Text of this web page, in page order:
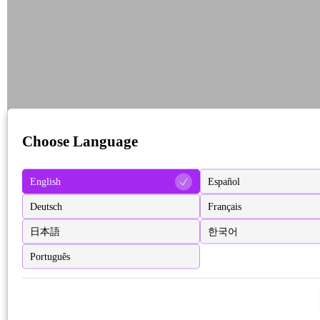
Choose Language
English Español
Deutsch Français
日本語 한국어
Português